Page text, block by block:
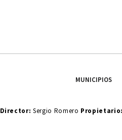
MUNICIPIOS
Director: Sergio Romero Propietario: